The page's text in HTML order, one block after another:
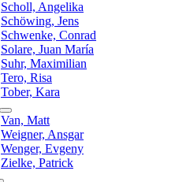
Scholl, Angelika
Schöwing, Jens
Schwenke, Conrad
Solare, Juan María
Suhr, Maximilian
Tero, Risa
Tober, Kara
Van, Matt
Weigner, Ansgar
Wenger, Evgeny
Zielke, Patrick